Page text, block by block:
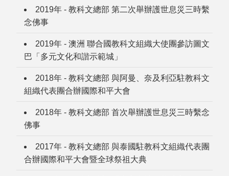
2019年 - 教科文總部 第二次舉辦護世息災三時繫
念佛事
2019年 - 澳洲 聯合國教科文組織大使團參訪圖文
巴「多元文化和諧示範城」
2018年 - 教科文總部 與阿曼、奈及利亞駐教科文
組織代表團合辦國際和平大會
2018年 - 教科文總部 首次舉辦護世息災三時繫念
佛事
2017年 - 教科文總部 與泰國駐教科文組織代表團
合辦國際和平大會暨全球祭祖大典